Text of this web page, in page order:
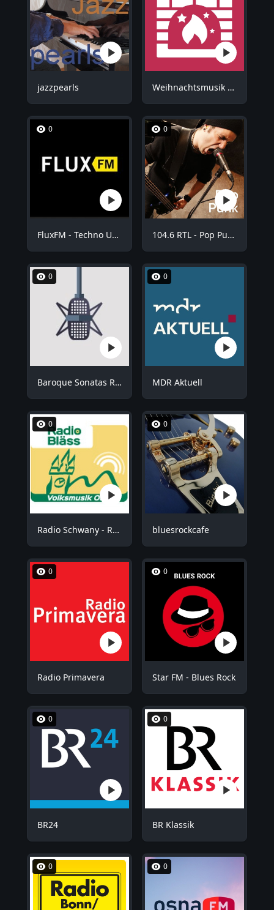
jazzpearls Weihnachtsmusik - Kuschel Weihnachten
0
FluxFM - Techno Underground
0
104.6 RTL - Pop Punk
0
Baroque Sonatas Radio
0
MDR Aktuell
0
Radio Schwany - Radio Bläss
0
bluesrockcafe
0
Radio Primavera
0
Star FM - Blues Rock
0
BR24
0
BR Klassik
0 0